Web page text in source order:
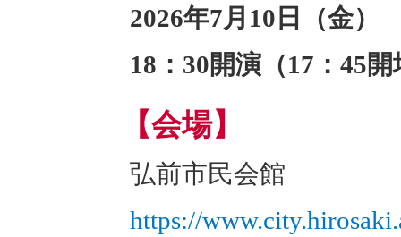
2026年7月10日（金）
18：30開演（17：45開
【会場】
弘前市民会館
https://